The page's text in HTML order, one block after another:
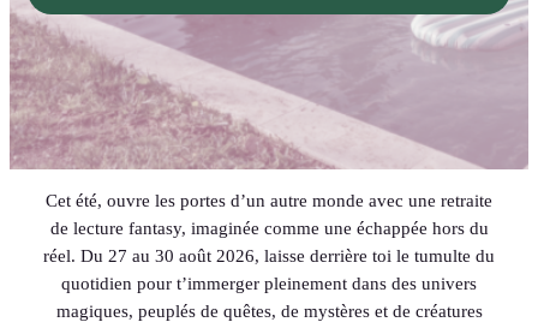
Cet été, ouvre les portes d’un autre monde avec une retraite
de lecture fantasy, imaginée comme une échappée hors du
réel. Du 27 au 30 août 2026, laisse derrière toi le tumulte du
quotidien pour t’immerger pleinement dans des univers
magiques, peuplés de quêtes, de mystères et de créatures